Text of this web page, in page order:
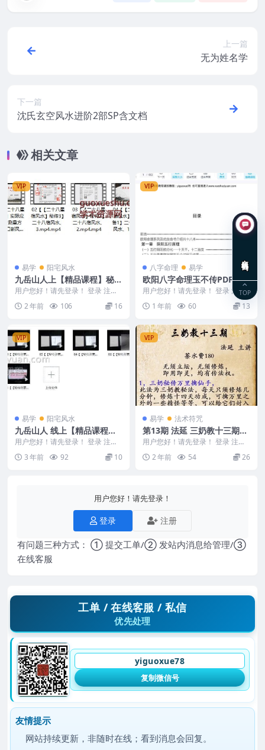
上一篇
无为姓名学
下一篇
沈氏玄空风水进阶2部SP含文档
相关文章
VIP
易学 阳宅风水
九岳山人上【精品课程】秘传
二十八星宿风水
用户您好！请先登录！ 登录 注册
九岳山人上【精品课程】秘传二十
八星宿风水 24...
2 年前 106 16
VIP
八字命理 易学
欧阳八字命理玉不传PDF文档
Y663页
用户您好！请先登录！ 登录 注册
欧阳八字命理玉不传PDF文档Y 25
072571 年前 60 13
VIP
易学 阳宅风水
九岳山人 线上【精品课程】
秘传逍遥形家风水8集视频课
程
用户您好！请先登录！ 登录 注册
九岳山人 线上【精品课程】秘传
逍遥形家风水 2...
3 年前 92 10
VIP
易学 法术符咒
第13期 法延 三奶教十三期
+视频+文档
用户您好！请先登录！ 登录 注册
法延 三奶教十三期+视频+文档 第
13期 24...
2 年前 54 26
用户您好！请先登录！
登录 注册
有问题三种方式： ① 提交工单/② 发站内消息给管理/③
在线客服
工单 / 在线客服 / 私信
优先处理
yiguoxue78
复制微信号
友情提示
网站持续更新，非随时在线；看到消息会回复。
TOP